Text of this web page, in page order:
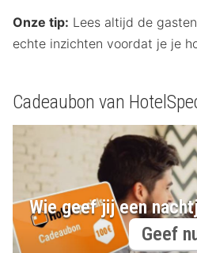
Onze tip: Lees altijd de
echte inzichten voordat je je
Cadeaubon van
Wie geef jij een
Geef